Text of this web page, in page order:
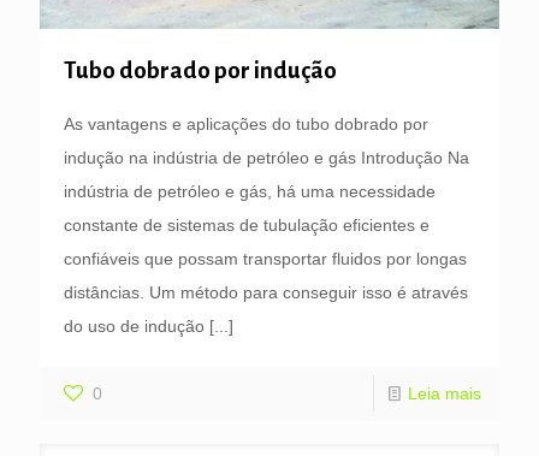
Tubo dobrado por indução
As vantagens e aplicações do tubo dobrado por
indução na indústria de petróleo e gás Introdução Na
indústria de petróleo e gás, há uma necessidade
constante de sistemas de tubulação eficientes e
confiáveis ​​que possam transportar fluidos por longas
distâncias. Um método para conseguir isso é através
do uso de indução [...]
0 Leia mais